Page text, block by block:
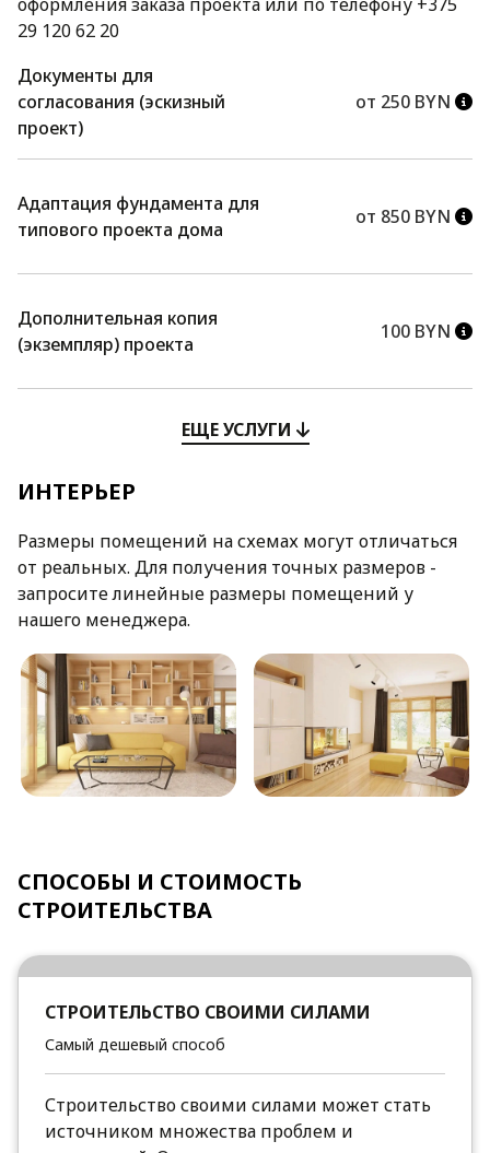
29 120 62 20
Документы для
согласования (эскизный
проект)
от 250 BYN
Адаптация фундамента для
типового проекта дома
от 850 BYN
Дополнительная копия
(экземпляр) проекта
100 BYN
ЕЩЕ УСЛУГИ
ИНТЕРЬЕР
Размеры помещений на схемах могут отличаться
от реальных. Для получения точных размеров -
запросите линейные размеры помещений у
нашего менеджера.
СПОСОБЫ И СТОИМОСТЬ
СТРОИТЕЛЬСТВА
СТРОИТЕЛЬСТВО СВОИМИ СИЛАМИ
Самый дешевый способ
Строительство своими силами может стать
источником множества проблем и